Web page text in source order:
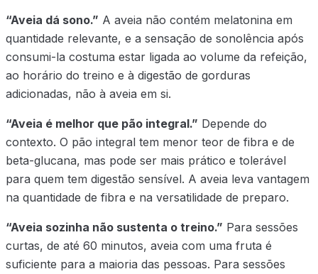
“Aveia dá sono.” A aveia não contém melatonina em
quantidade relevante, e a sensação de sonolência após
consumi-la costuma estar ligada ao volume da refeição,
ao horário do treino e à digestão de gorduras
adicionadas, não à aveia em si.
“Aveia é melhor que pão integral.” Depende do
contexto. O pão integral tem menor teor de fibra e de
beta-glucana, mas pode ser mais prático e tolerável
para quem tem digestão sensível. A aveia leva vantagem
na quantidade de fibra e na versatilidade de preparo.
“Aveia sozinha não sustenta o treino.” Para sessões
curtas, de até 60 minutos, aveia com uma fruta é
suficiente para a maioria das pessoas. Para sessões